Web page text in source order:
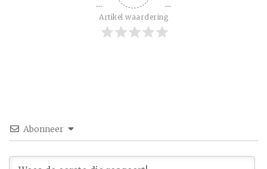
Artikel waardering
Abonneer